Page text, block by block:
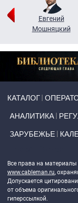
Евгений
Мошняцкий
КАТАЛОГ
АНАЛИТИКА
ЗАРУБЕЖЬЕ
Все права на
www.cableman.ru,
Допускается
от объема
гиперссылкой.